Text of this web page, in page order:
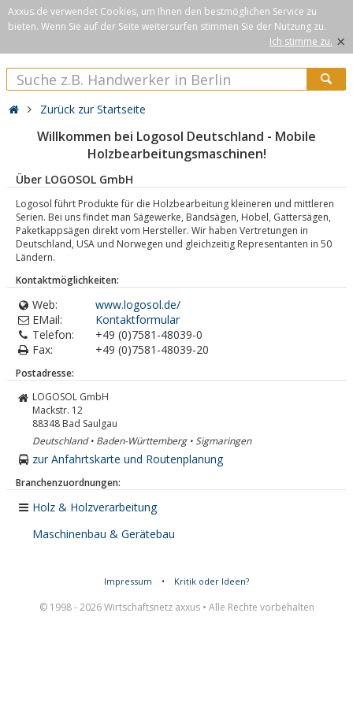
Axxus.de verwendet Cookies, um Ihnen den bestmöglichen Service zu
bieten. Wenn Sie auf der Seite weitersurfen stimmen Sie der Nutzung zu.
Ich stimme zu. ×
Zurück zur Startseite
Willkommen bei Logosol Deutschland - Mobile
Holzbearbeitungsmaschinen!
Über LOGOSOL GmbH
Logosol führt Produkte für die Holzbearbeitung kleineren und mittleren
Serien. Bei uns findet man Sägewerke, Bandsägen, Hobel, Gattersägen,
Paketkappsägen direkt vom Hersteller. Wir haben Vertretungen in
Deutschland, USA und Norwegen und gleichzeitig Representanten in 50
Ländern.
Kontaktmöglichkeiten:
Web:
www.logosol.de/
EMail:
Kontaktformular
Telefon:
+49 (0)7581-48039-0
Fax:
+49 (0)7581-48039-20
Postadresse:
LOGOSOL GmbH
Mackstr. 12
88348 Bad Saulgau
Deutschland • Baden-Württemberg • Sigmaringen
zur Anfahrtskarte und Routenplanung
Branchenzuordnungen:
Holz & Holzverarbeitung
Maschinenbau & Gerätebau
Impressum • Kritik oder Ideen?
© 1998 - 2026 Wirtschaftsnetz axxus • Alle Rechte vorbehalten